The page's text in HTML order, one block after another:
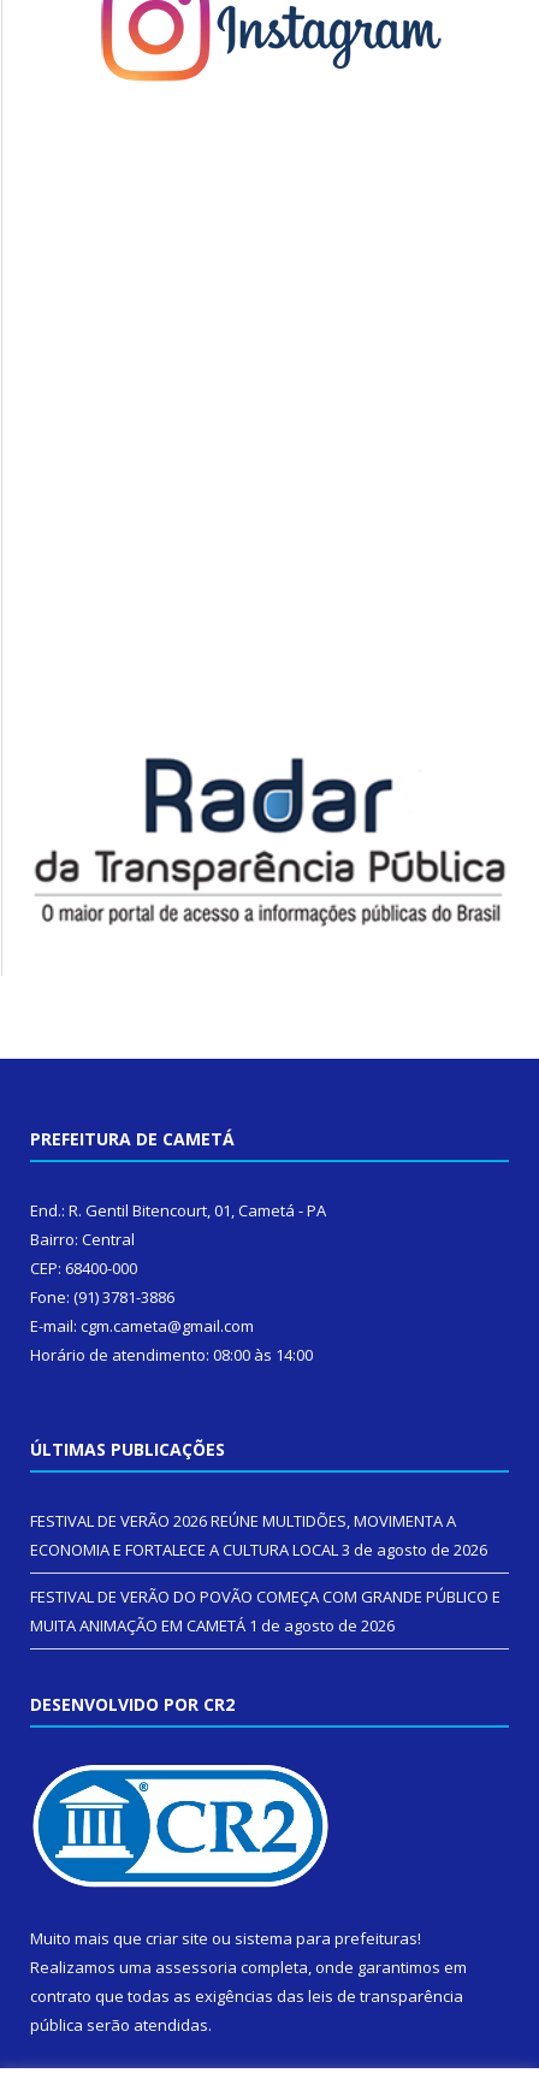
PREFEITURA DE CAMETÁ
End.: R. Gentil Bitencourt, 01, Cametá - PA
Bairro: Central
CEP: 68400-000
Fone: (91) 3781-3886
E-mail: cgm.cameta@gmail.com
Horário de atendimento: 08:00 às 14:00
ÚLTIMAS PUBLICAÇÕES
FESTIVAL DE VERÃO 2026 REÚNE MULTIDÕES, MOVIMENTA A
ECONOMIA E FORTALECE A CULTURA LOCAL3 de agosto de 2026
FESTIVAL DE VERÃO DO POVÃO COMEÇA COM GRANDE PÚBLICO E
MUITA ANIMAÇÃO EM CAMETÁ 1 de agosto de 2026
DESENVOLVIDO POR CR2
Muito mais que criar site ou sistema para prefeituras!
Realizamos uma assessoria completa, onde garantimos em
contrato que todas as exigências das leis de transparência
pública serão atendidas.